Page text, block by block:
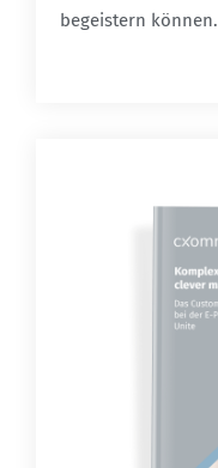
begeistern können.